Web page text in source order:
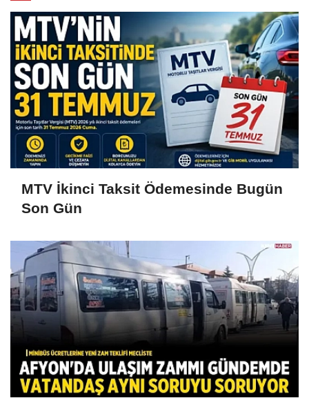
MTV İkinci Taksit Ödemesinde Bugün
Son Gün